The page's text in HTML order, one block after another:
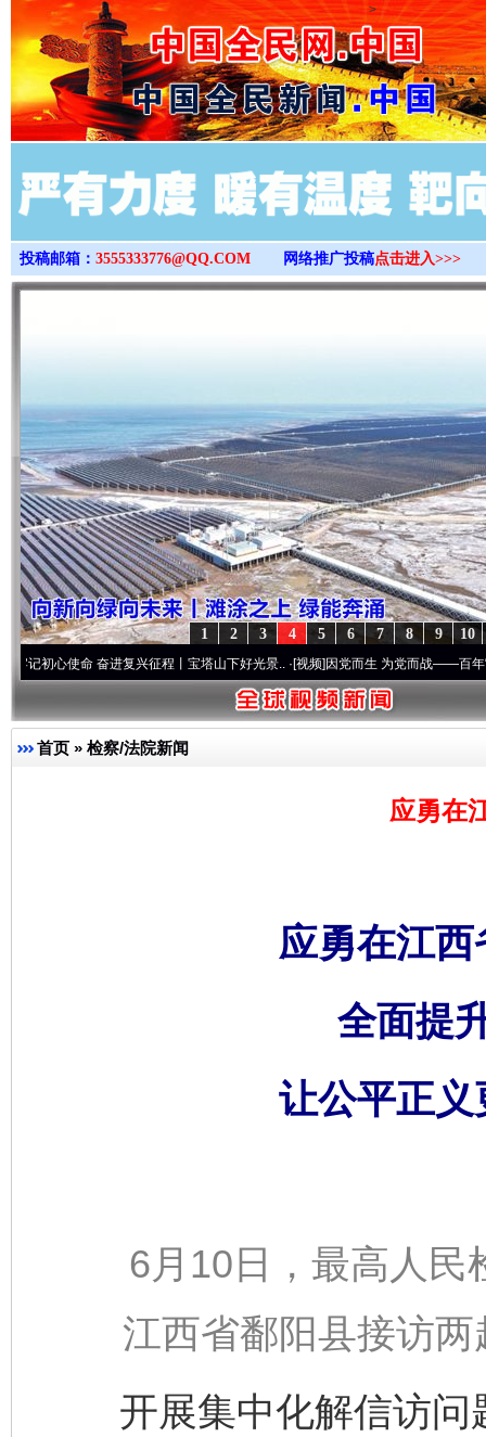
>
投稿邮箱： 3555333776@QQ.COM 网络推广投稿点击进入>>>
10
9
8
7
6
5
4
3
2
1
命 奋进复兴征程丨宝塔山下好光景..·[视频]因党而生 为党而战——百年“纪”事⑧加
首页 » 检察/法院新闻
应勇在
应勇在江
全面提
让公平正
6月10日，最高人民
江西省鄱阳县接访
开展集中化解信访问